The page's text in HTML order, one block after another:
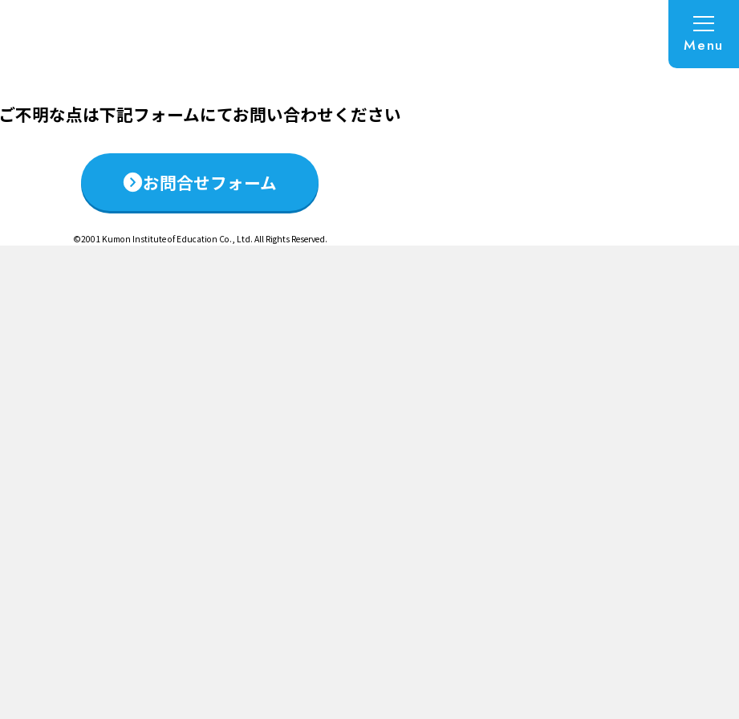
Menu
ご不明な点は下記フォームにてお問い合わせください
お問合せフォーム
©2001 Kumon Institute of Education Co., Ltd. All Rights Reserved.